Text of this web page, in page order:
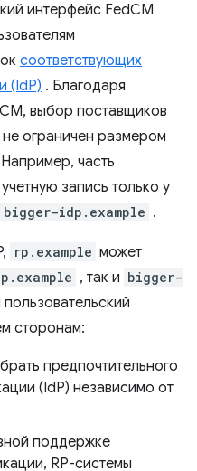
интерфейс FedCM
соответствующих
(IdP) . Благодаря
выбор поставщиков
ограничен размером
часть
запись только у
bigger-idp.example .
rp.example может
, так и bigger-
сторонам:
предпочтительного
(IdP) независимо от
поддержке
RP-системы